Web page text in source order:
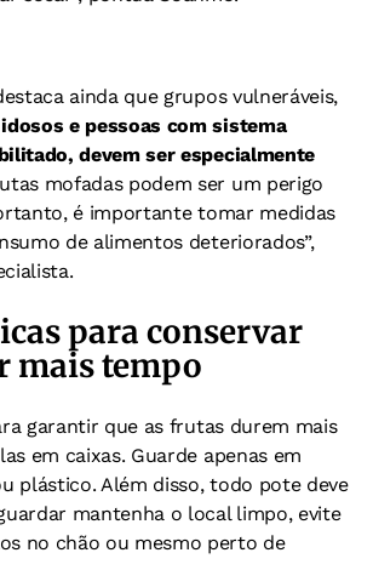
ainda que grupos vulneráveis,
e pessoas com sistema
devem ser especialmente
mofadas podem ser um perigo
é importante tomar medidas
de alimentos deteriorados”,
para conservar
mais tempo
garantir que as frutas durem mais
em caixas. Guarde apenas em
plástico. Além disso, todo pote deve
mantenha o local limpo, evite
no chão ou mesmo perto de